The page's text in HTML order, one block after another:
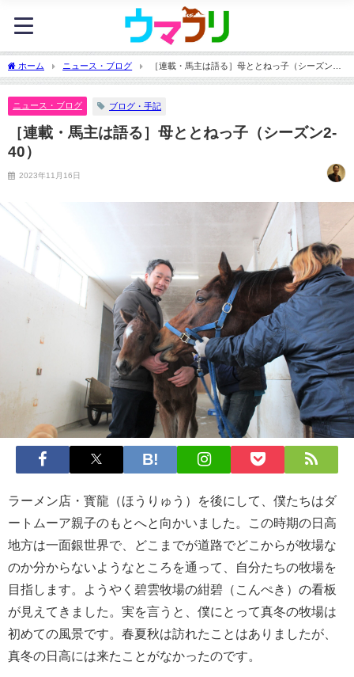
ホーム ニュース・ブログ
［連載・馬主は語る］母ととねっ子（シーズン2-
40）
ニュース・ブログ ブログ・手記
［連載・馬主は語る］母ととねっ子（シーズン2-
40）
2023年11月16日
ラーメン店・寳龍（ほうりゅう）を後にして、僕たちはダ
ートムーア親子のもとへと向かいました。この時期の日高
地方は一面銀世界で、どこまでが道路でどこからが牧場な
のか分からないようなところを通って、自分たちの牧場を
目指します。ようやく碧雲牧場の紺碧（こんぺき）の看板
が見えてきました。実を言うと、僕にとって真冬の牧場は
初めての風景です。春夏秋は訪れたことはありましたが、
真冬の日高には来たことがなかったのです。